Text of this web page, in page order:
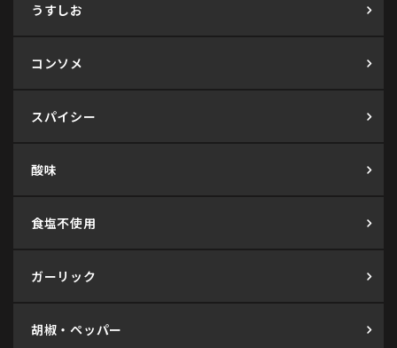
うすしお
コンソメ
スパイシー
酸味
食塩不使用
ガーリック
胡椒・ペッパー